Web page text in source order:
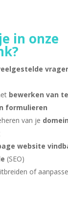
in onze
bewerken van
formulieren
van je
website
(SEO)
of